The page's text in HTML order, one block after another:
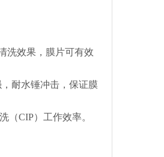
洗效果，膜片可有效
耐水锤冲击，保证膜
（CIP）工作效率。